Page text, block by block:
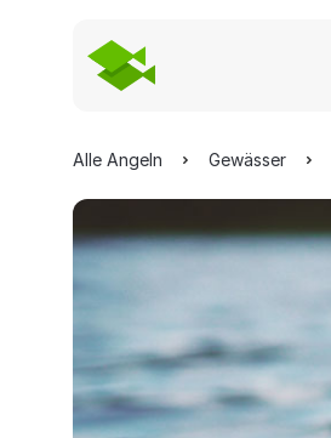
Alle Angeln Gewässer